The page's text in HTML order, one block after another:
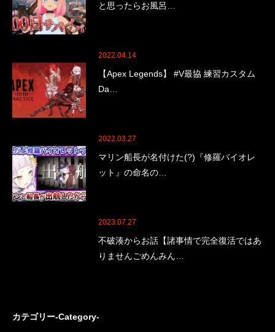
と思ったらお風呂…
2022.04.14
【Apex Legends】 #V最協 練習カスタム
Da…
2022.03.27
マリン船長が名付けた(?)『修羅バイオレ
ット』の命名の…
2023.07.27
不破湊からお話【諸事情で完全復活ではあ
りませんごめんみん…
カテゴリー-Category-